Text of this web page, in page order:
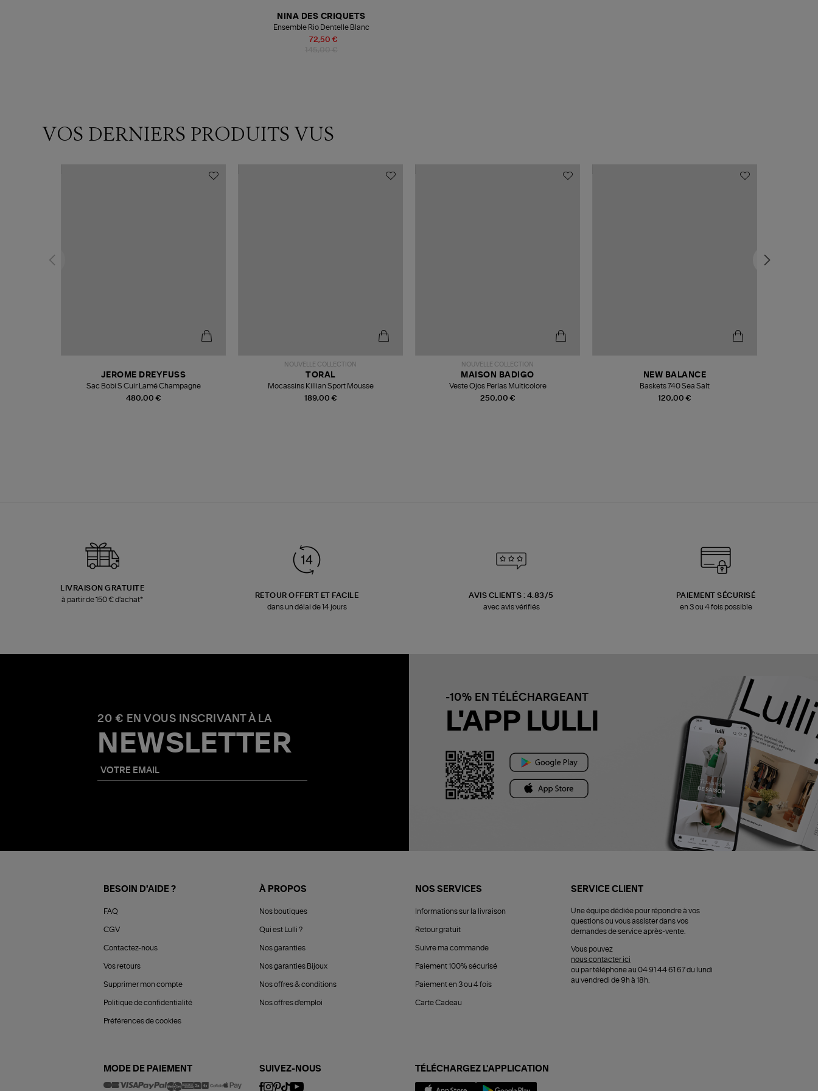
72,50 €
NINA DES CRIQUETS
Ensemble Rio Dentelle Blanc
VOS DERNIERS PRODUITS VUS
480,00 €
JEROME DREYFUSS
Sac Bobi S Cuir Lamé Champagne
NOUVELLE COLLECTION
189,00 €
TORAL
Mocassins Killian Sport Mousse
NOUVELLE COLLECTION
250,00 €
MAISON BADIGO
Veste Ojos Perlas Multicolore
120,00 €
NEW BALANCE
Baskets 740 Sea Salt
LIVRAISON GRATUITE
à partir de 150 € d'achat*
RETOUR OFFERT ET FACILE
dans un délai de 14 jours
AVIS CLIENTS : 4.83/5
avec avis vérifiés
PAIEMENT SÉCURISÉ
en 3 ou 4 fois possible
20 € EN VOUS INSCRIVANT À LA
NEWSLETTER
-10% EN TÉLÉCHARGEANT
L'APP LULLI
BESOIN D'AIDE ?
FAQ
CGV
Contactez-nous
Vos retours
Supprimer mon compte
Politique de confidentialité
Préférences de cookies
À PROPOS
Nos boutiques
Qui est Lulli ?
Nos garanties
Nos garanties Bijoux
Nos offres & conditions
Nos offres d'emploi
NOS SERVICES
Informations sur la livraison
Retour gratuit
Suivre ma commande
Paiement 100% sécurisé
Paiement en 3 ou 4 fois
Carte Cadeau
SERVICE CLIENT
Une équipe dédiée pour répondre à vos
questions ou vous assister dans vos
demandes de service après-vente.
Vous pouvez
nous contacter ici
ou par téléphone au 04 91 44 61 67 du lundi
au vendredi de 9h à 18h.
MODE DE PAIEMENT SUIVEZ-NOUS TÉLÉCHARGEZ L'APPLICATION